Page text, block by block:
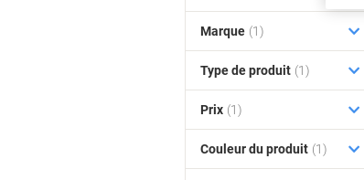
Marque (1)
Type de produit (1)
Prix (1)
Couleur du produit (1)